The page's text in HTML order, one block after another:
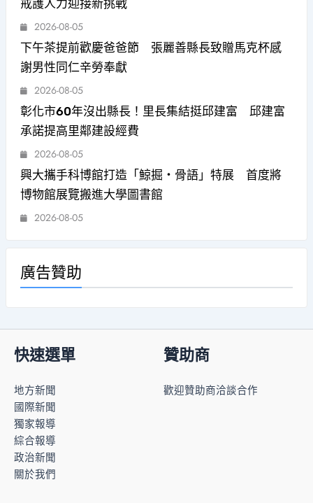
戒護人力迎接新挑戰
2026-08-05
下午茶提前歡慶爸爸節 張麗善縣長致贈馬克杯感
謝男性同仁辛勞奉獻
2026-08-05
彰化市60年沒出縣長！里長集結挺邱建富 邱建富
承諾提高里鄰建設經費
2026-08-05
興大攜手科博館打造「鯨掘・骨語」特展 首度將
博物館展覽搬進大學圖書館
2026-08-05
廣告贊助
快速選單
地方新聞
國際新聞
獨家報導
綜合報導
政治新聞
關於我們
贊助商
歡迎贊助商洽談合作